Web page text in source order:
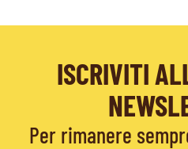
ISCRIVITI
Per rimanere